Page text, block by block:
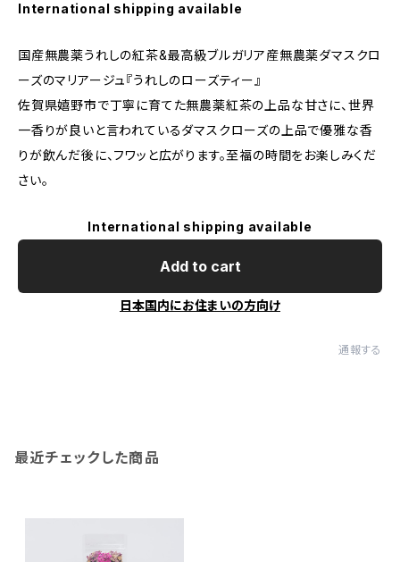
International shipping available
国産無農薬うれしの紅茶&最高級ブルガリア産無農薬ダマスクロ
ーズのマリアージュ『うれしのローズティー』
佐賀県嬉野市で丁寧に育てた無農薬紅茶の上品な甘さに、世界
一香りが良いと言われているダマスクローズの上品で優雅な香
りが飲んだ後に、フワッと広がります。至福の時間をお楽しみくだ
さい。
International shipping available
Add to cart
日本国内にお住まいの方向け
通報する
最近チェックした商品